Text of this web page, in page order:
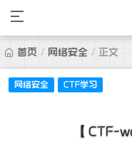
首页 / 网络安全 / 正文
网络安全 CTF学习
【CTF-